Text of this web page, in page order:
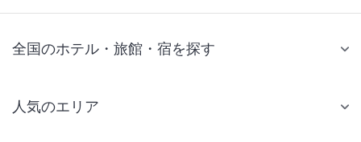
全国のホテル・旅館・宿を探す
人気のエリア